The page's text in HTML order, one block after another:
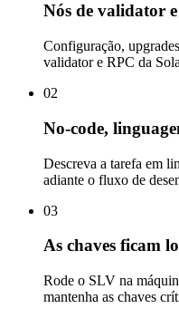
Nós de validator
Configuração,
validator e RPC da
02
No-code,
Descreva a tarefa em
adiante o fluxo de
03
As chaves ficam
Rode o SLV na
mantenha as chaves